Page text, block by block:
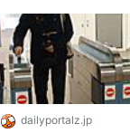
dailyportalz.jp